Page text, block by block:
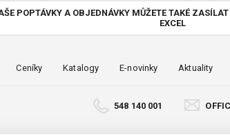
POPTÁVKY A OBJEDNÁVKY MŮŽETE TAKÉ ZASÍLAT
EXCEL
Ceníky Katalogy E-novinky Aktuality
548 140 001